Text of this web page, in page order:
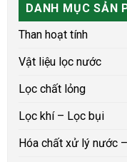
DANH MỤC SẢN
Than hoạt tính
Vật liệu lọc nước
Lọc chất lỏng
Lọc khí – Lọc bụi
Hóa chất xử lý nước